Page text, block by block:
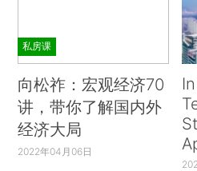
私房课
向松祚：宏观经济70
讲，带你了解国内外
经济大局
2022年04月06日